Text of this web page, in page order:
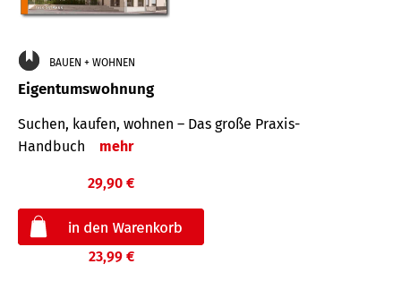
BAUEN + WOHNEN
Eigentumswohnung
Suchen, kaufen, wohnen – Das große Praxis-
Handbuch
mehr
29,90 €
23,99 €